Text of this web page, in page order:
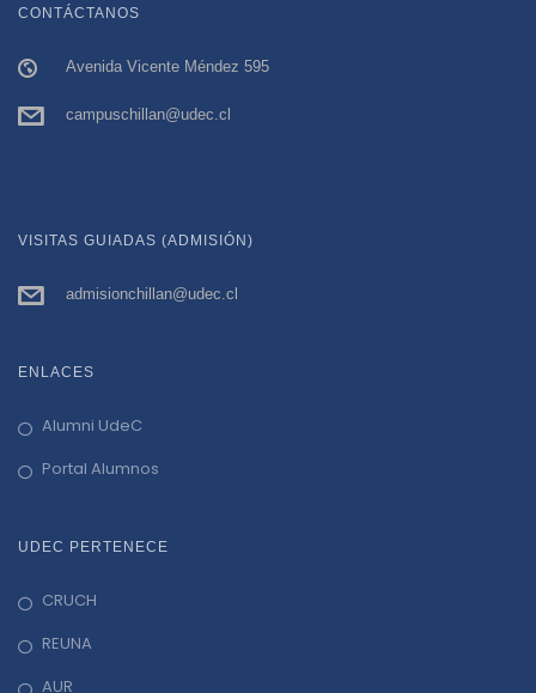
CONTÁCTANOS
Avenida Vicente Méndez 595
campuschillan@udec.cl
VISITAS GUIADAS (ADMISIÓN)
admisionchillan@udec.cl
ENLACES
Alumni UdeC
Portal Alumnos
UDEC PERTENECE
CRUCH
REUNA
AUR